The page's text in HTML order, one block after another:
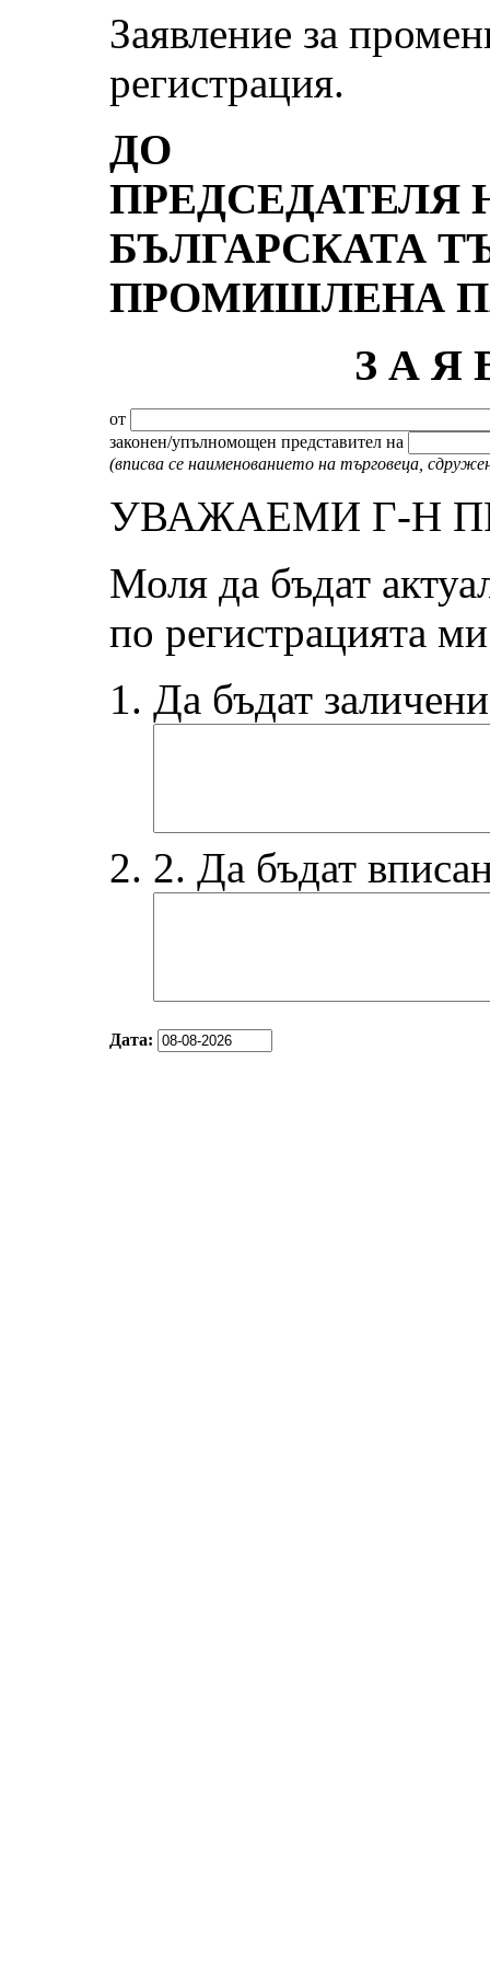
Заявление за
регистрация.
ДО
ПРЕДСЕДАТЕЛЯ
БЪЛГАРСКАТА
ПРОМИШЛЕНА
З А Я
от
законен/упълномощен представител на
(вписва се наименованието на търговеца,
УВАЖАЕМИ Г-Н
Моля да бъдат
по регистрацията
Да бъдат
2. Да бъдат
Дата: